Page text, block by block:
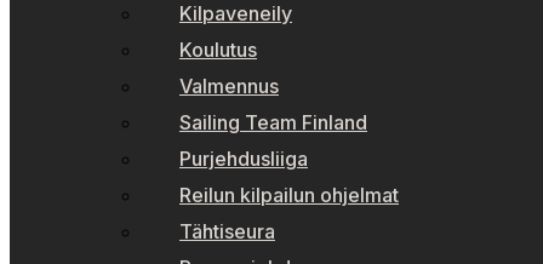
Kilpaveneily
Koulutus
Valmennus
Sailing Team Finland
Purjehdusliiga
Reilun kilpailun ohjelmat
Tähtiseura